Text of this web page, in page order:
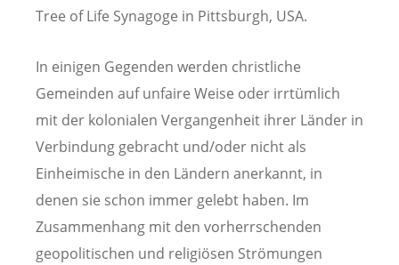
Tree of Life Synagoge in Pittsburgh, USA.
In einigen Gegenden werden christliche
Gemeinden auf unfaire Weise oder irrtümlich
mit der kolonialen Vergangenheit ihrer Länder in
Verbindung gebracht und/oder nicht als
Einheimische in den Ländern anerkannt, in
denen sie schon immer gelebt haben. Im
Zusammenhang mit den vorherrschenden
geopolitischen und religiösen Strömungen